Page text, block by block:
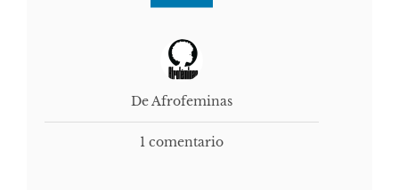
De Afrofeminas
1 comentario